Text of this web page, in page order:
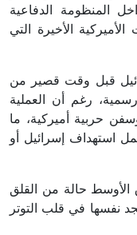
المنظومة الدفاعية
الأخيرة التي
قبل وقت قصير من
رغم أن العملية
حربية أميركية، ما
استهداف إسرائيل أو
حالة من القلق
نفسها في قلب التوتر